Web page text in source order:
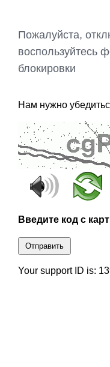
Пожалуйста,
воспользуйтесь
блокировки
Нам нужно
Введите код с
Отправить
Your support ID is: